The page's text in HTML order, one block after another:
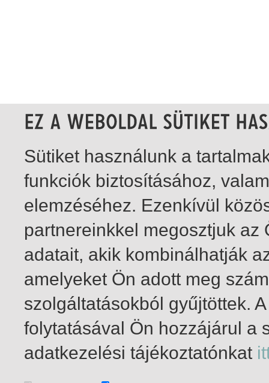
1-12 / total 12 hit
Sütiket használunk a
funkciók biztosításához,
elemzéséhez. Ezenkívül
partnereinkkel megosztjuk
adatait, akik kombinálhatják
amelyeket Ön adott meg
szolgáltatásokból gyűjtöttek.
folytatásával Ön hozzájárul a
adatkezelési tájékoztatónkat